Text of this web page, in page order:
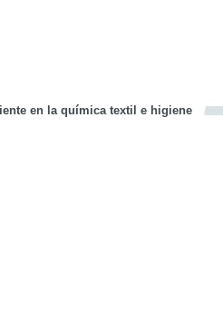
en la química textil e higiene